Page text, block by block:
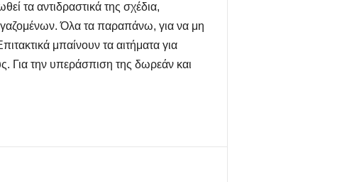
τα αντιδραστικά της σχέδια,
Όλα τα παραπάνω, για να μη
μπαίνουν τα αιτήματα για
Για την υπεράσπιση της δωρεάν και